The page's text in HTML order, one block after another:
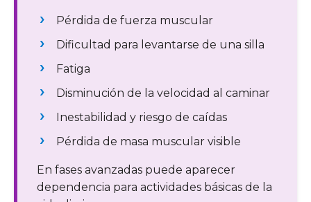
Pérdida de fuerza muscular
Dificultad para levantarse de una silla
Fatiga
Disminución de la velocidad al caminar
Inestabilidad y riesgo de caídas
Pérdida de masa muscular visible
En fases avanzadas puede aparecer
dependencia para actividades básicas de la